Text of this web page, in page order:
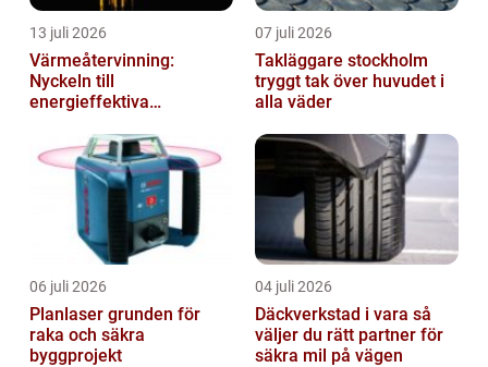
13 juli 2026
Värmeåtervinning:
Nyckeln till
energieffektiva
07 juli 2026
Takläggare stockholm
tryggt tak över huvudet i
alla väder
06 juli 2026
Planlaser grunden för
raka och säkra
byggprojekt
04 juli 2026
Däckverkstad i vara så
väljer du rätt partner för
säkra mil på vägen